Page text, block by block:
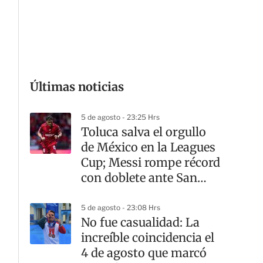
Últimas noticias
5 de agosto - 23:25 Hrs
Toluca salva el orgullo
de México en la Leagues
Cup; Messi rompe récord
con doblete ante San
5 de agosto - 23:08 Hrs
No fue casualidad: La
increíble coincidencia el
4 de agosto que marcó